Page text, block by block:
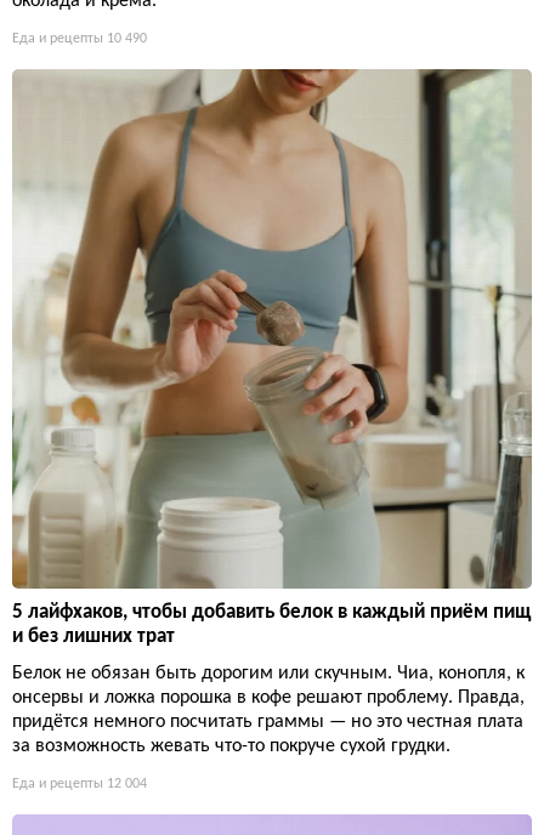
Еда и рецепты 10 490
5 лайфхаков, чтобы добавить белок в каждый приём пищ
и без лишних трат
Белок не обязан быть дорогим или скучным. Чиа, конопля, к
онсервы и ложка порошка в кофе решают проблему. Правда,
придётся немного посчитать граммы — но это честная плата
за возможность жевать что-то покруче сухой грудки.
Еда и рецепты 12 004